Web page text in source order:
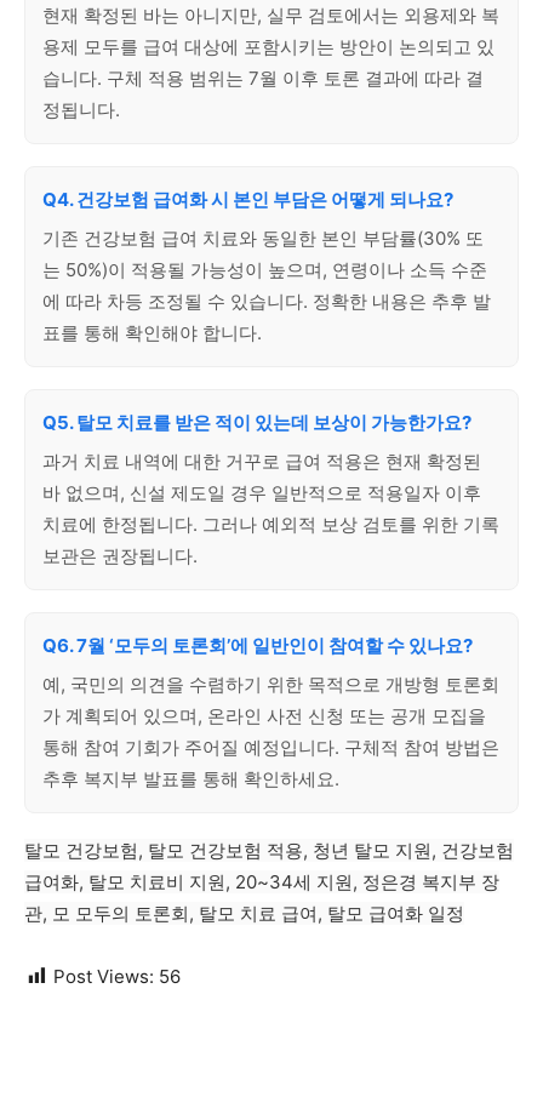
현재 확정된 바는 아니지만, 실무 검토에서는 외용제와 복
용제 모두를 급여 대상에 포함시키는 방안이 논의되고 있
습니다. 구체 적용 범위는 7월 이후 토론 결과에 따라 결
정됩니다.
Q4. 건강보험 급여화 시 본인 부담은 어떻게 되나요?
기존 건강보험 급여 치료와 동일한 본인 부담률(30% 또
는 50%)이 적용될 가능성이 높으며, 연령이나 소득 수준
에 따라 차등 조정될 수 있습니다. 정확한 내용은 추후 발
표를 통해 확인해야 합니다.
Q5. 탈모 치료를 받은 적이 있는데 보상이 가능한가요?
과거 치료 내역에 대한 거꾸로 급여 적용은 현재 확정된
바 없으며, 신설 제도일 경우 일반적으로 적용일자 이후
치료에 한정됩니다. 그러나 예외적 보상 검토를 위한 기록
보관은 권장됩니다.
Q6. 7월 ‘모두의 토론회’에 일반인이 참여할 수 있나요?
예, 국민의 의견을 수렴하기 위한 목적으로 개방형 토론회
가 계획되어 있으며, 온라인 사전 신청 또는 공개 모집을
통해 참여 기회가 주어질 예정입니다. 구체적 참여 방법은
추후 복지부 발표를 통해 확인하세요.
탈모 건강보험, 탈모 건강보험 적용, 청년 탈모 지원, 건강보험
급여화, 탈모 치료비 지원, 20~34세 지원, 정은경 복지부 장
관, 모 모두의 토론회, 탈모 치료 급여, 탈모 급여화 일정
Post Views: 56